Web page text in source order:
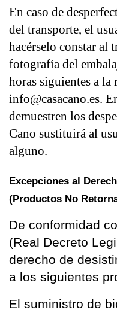
En caso de
del transporte, el
hacérselo constar al
fotografía del
horas siguientes a
info@casacano.es.
demuestren los
Cano sustituirá al
alguno.
Excepciones al
(Productos No
De conformidad
(Real Decreto
derecho de
a los siguientes
El suministro de